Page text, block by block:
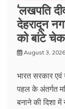
‘लखपति
देहरादून
को बांटे चेक
August 3, 2026
भारत सरकार एवं
पहल के अंतर्गत
बनाने की दिशा में